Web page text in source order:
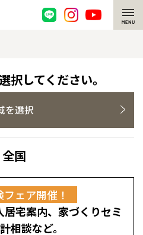
住宅
択してください。
を選択
全国
ェア開催！
宅案内、家づくりセミ
相談など。